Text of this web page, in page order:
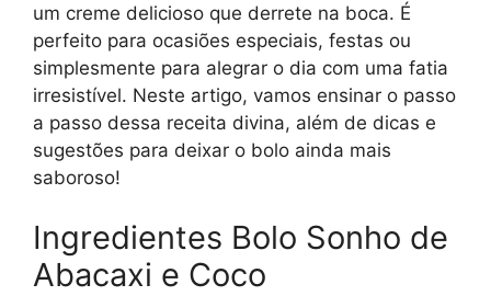
um creme delicioso que derrete na boca. É
perfeito para ocasiões especiais, festas ou
simplesmente para alegrar o dia com uma fatia
irresistível. Neste artigo, vamos ensinar o passo
a passo dessa receita divina, além de dicas e
sugestões para deixar o bolo ainda mais
saboroso!
Ingredientes Bolo Sonho de
Abacaxi e Coco